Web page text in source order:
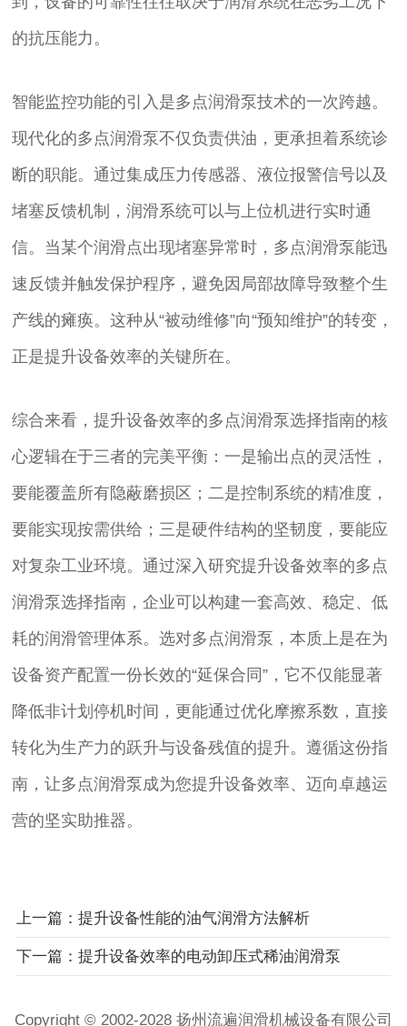
的抗压能力。
智能监控功能的引入是多点润滑泵技术的一次跨越。
现代化的多点润滑泵不仅负责供油，更承担着系统诊
断的职能。通过集成压力传感器、液位报警信号以及
堵塞反馈机制，润滑系统可以与上位机进行实时通
信。当某个润滑点出现堵塞异常时，多点润滑泵能迅
速反馈并触发保护程序，避免因局部故障导致整个生
产线的瘫痪。这种从“被动维修”向“预知维护”的转变，
正是提升设备效率的关键所在。
综合来看，提升设备效率的多点润滑泵选择指南的核
心逻辑在于三者的完美平衡：一是输出点的灵活性，
要能覆盖所有隐蔽磨损区；二是控制系统的精准度，
要能实现按需供给；三是硬件结构的坚韧度，要能应
对复杂工业环境。通过深入研究提升设备效率的多点
润滑泵选择指南，企业可以构建一套高效、稳定、低
耗的润滑管理体系。选对多点润滑泵，本质上是在为
设备资产配置一份长效的“延保合同”，它不仅能显著
降低非计划停机时间，更能通过优化摩擦系数，直接
转化为生产力的跃升与设备残值的提升。遵循这份指
南，让多点润滑泵成为您提升设备效率、迈向卓越运
营的坚实助推器。
上一篇：提升设备性能的油气润滑方法解析
下一篇：提升设备效率的电动卸压式稀油润滑泵
Copyright © 2002-2028 扬州流遍润滑机械设备有限公司